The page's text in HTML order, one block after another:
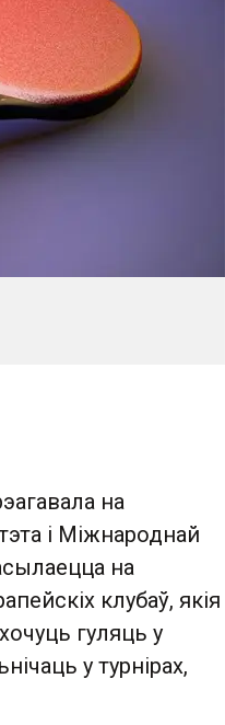
на
і Міжнароднай
на
клубаў, якія
гуляць у
у турнірах,